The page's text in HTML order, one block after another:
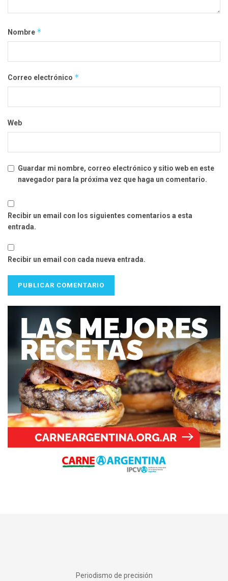
Nombre *
Correo electrónico *
Web
Guardar mi nombre, correo electrónico y sitio web en este
navegador para la próxima vez que haga un comentario.
Recibir un email con los siguientes comentarios a esta
entrada.
Recibir un email con cada nueva entrada.
Periodismo de precisión